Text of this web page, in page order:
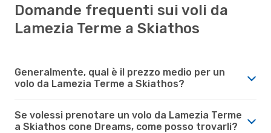
Domande frequenti sui voli da
Lamezia Terme a Skiathos
Generalmente, qual è il prezzo medio per un
volo da Lamezia Terme a Skiathos?
Se volessi prenotare un volo da Lamezia Terme
a Skiathos cone Dreams, come posso trovarli?